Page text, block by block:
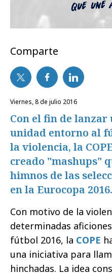
Comparte
viernes, 8 de julio 2016
Con el fin de lanzar
unidad entorno al
la violencia, la
creado "mashups"
himnos de las
en la Eurocopa 2016.
Con motivo de la
determinadas
fútbol 2016, la COPE
una iniciativa para
hinchadas. La idea